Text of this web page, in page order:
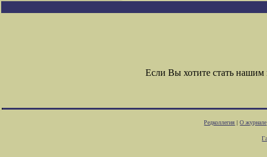
Если Вы хотите стать
Редколлегия |О журнале